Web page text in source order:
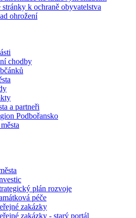
stránky k ochraně obyvatelstva
ohrožení
chodby
a partneři
Podbořansko
plán rozvoje
péče
zakázky
zakázky - starý portál